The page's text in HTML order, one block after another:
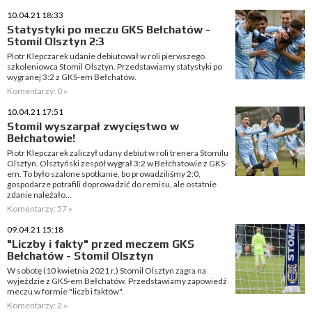
10.04.21 18:33
Statystyki po meczu GKS Bełchatów -
Stomil Olsztyn 2:3
Piotr Klepczarek udanie debiutował w roli pierwszego
szkoleniowca Stomil Olsztyn. Przedstawiamy statystyki po
wygranej 3:2 z GKS-em Bełchatów.
Komentarzy: 0 »
10.04.21 17:51
Stomil wyszarpał zwycięstwo w
Bełchatowie!
Piotr Klepczarek zaliczył udany debiut w roli trenera Stomilu
Olsztyn. Olsztyński zespół wygrał 3:2 w Bełchatowie z GKS-
em. To było szalone spotkanie, bo prowadziliśmy 2:0,
gospodarze potrafili doprowadzić do remisu, ale ostatnie
zdanie należało...
Komentarzy: 57 »
09.04.21 15:18
"Liczby i fakty" przed meczem GKS
Bełchatów - Stomil Olsztyn
W sobotę (10 kwietnia 2021 r.) Stomil Olsztyn zagra na
wyjeździe z GKS-em Bełchatów. Przedstawiamy zapowiedź
meczu w formie "liczb i faktów".
Komentarzy: 2 »